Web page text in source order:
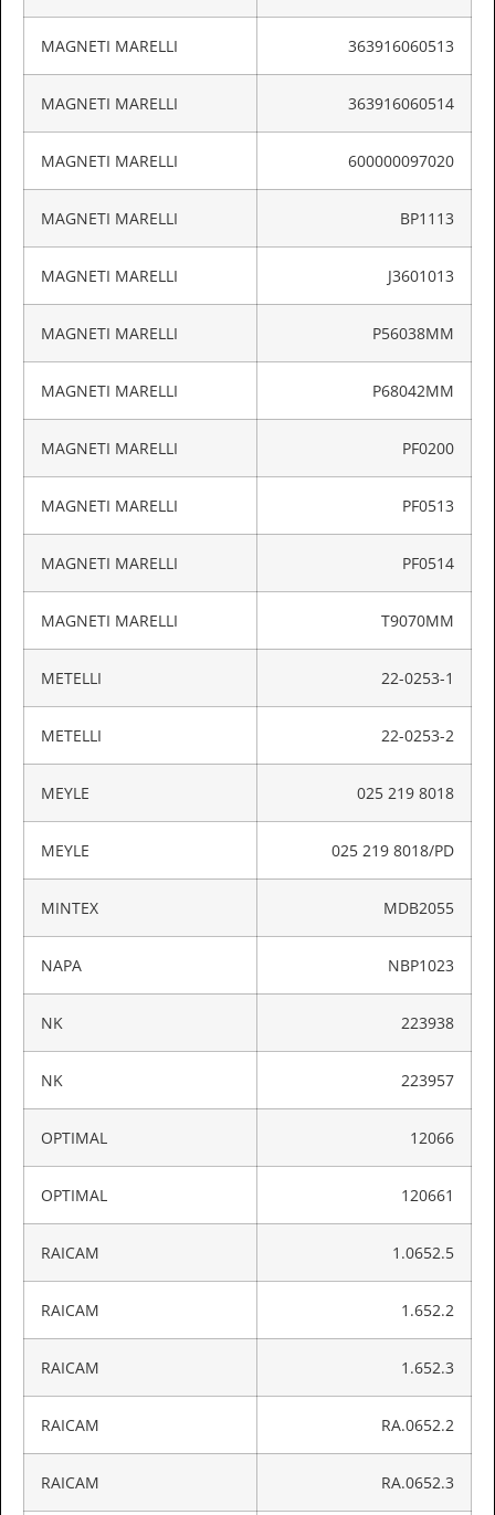
MAGNETI MARELLI 363916060513
MAGNETI MARELLI 363916060514
MAGNETI MARELLI 600000097020
MAGNETI MARELLI BP1113
MAGNETI MARELLI J3601013
MAGNETI MARELLI P56038MM
MAGNETI MARELLI P68042MM
MAGNETI MARELLI PF0200
MAGNETI MARELLI PF0513
MAGNETI MARELLI PF0514
MAGNETI MARELLI T9070MM
METELLI 22-0253-1
METELLI 22-0253-2
MEYLE 025 219 8018
MEYLE 025 219 8018/PD
MINTEX MDB2055
NAPA NBP1023
NK 223938
NK 223957
OPTIMAL 12066
OPTIMAL 120661
RAICAM 1.0652.5
RAICAM 1.652.2
RAICAM 1.652.3
RAICAM RA.0652.2
RAICAM RA.0652.3